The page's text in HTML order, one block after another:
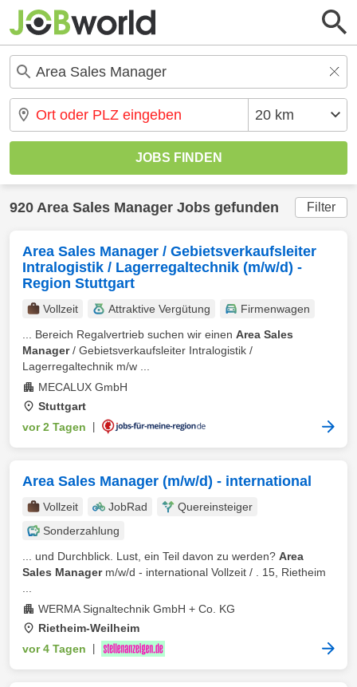
920 Area Sales Manager Jobs gefunden Filter
Area Sales Manager / Gebietsverkaufsleiter
Intralogistik / Lagerregaltechnik (m/w/d) -
Region Stuttgart
Vollzeit Attraktive Vergütung
Firmenwagen
... Bereich Regalvertrieb suchen wir einen Area Sales
Manager/ Gebietsverkaufsleiter Intralogistik /
Lagerregaltechnik m/w ...
MECALUX GmbH
Stuttgart
vor 2 Tagen
Area Sales Manager (m/w/d) - international
Vollzeit JobRad
Quereinsteiger
Sonderzahlung
... und Durchblick. Lust, ein Teil davon zu werden? Area
Sales Managerm/w/d - international Vollzeit / . 15, Rietheim
WERMA Signaltechnik GmbH + Co. KG
Rietheim-Weilheim
vor 4 Tagen